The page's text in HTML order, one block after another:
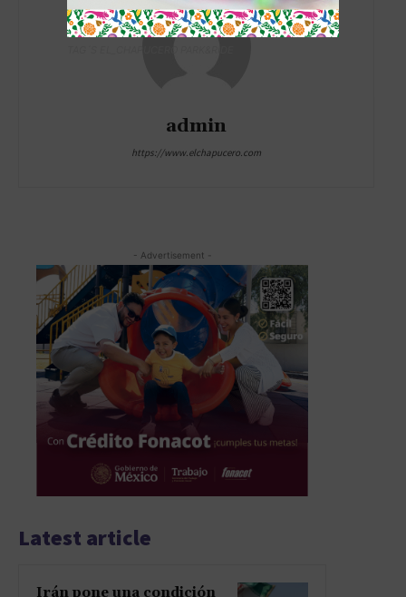
admin
https://www.elchapucero.com
- Advertisement -
Latest article
Irán pone una condición